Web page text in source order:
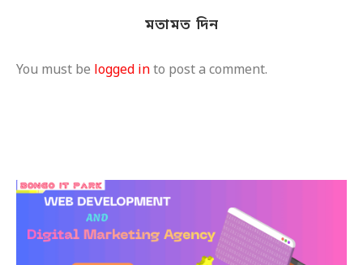
মতামত দিন
You must be logged into post a comment.